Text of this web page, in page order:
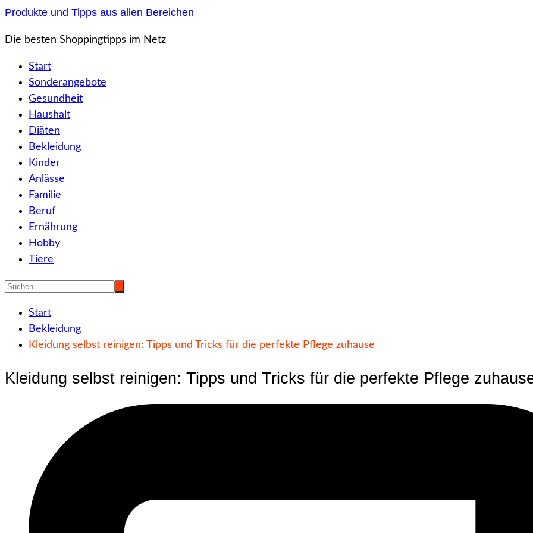
Zum
springen
Produkte und Tipps aus allen Bereichen
Die besten Shoppingtipps im Netz
Start
Sonderangebote
Gesundheit
Haushalt
Diäten
Bekleidung
Kinder
Anlässe
Familie
Beruf
Ernährung
Hobby
Tiere
Start
Bekleidung
Kleidung selbst reinigen: Tipps und Tricks für die perfekte Pflege zuhause
Kleidung selbst reinigen: Tipps und Tricks für die perfekte Pflege